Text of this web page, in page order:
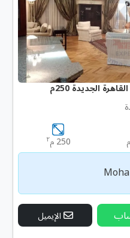
الجديدة 250م
250 م ٢
الإيميل